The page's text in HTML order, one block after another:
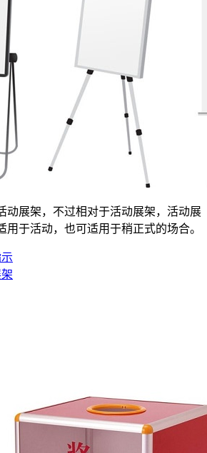
展架，不过相对于活动展架，活动展
用于活动，也可适用于稍正式的场合。